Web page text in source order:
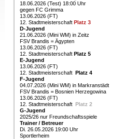
18.06.2026 (Test) 18:00 Uhr
gegen FC Grimma
13.06.2026 (FT)
12. Stadtmeisterschaft Platz 3
D-Jugend
21.06.2026 (Mini WM) in Zeitz
FSV Brandis = Ägypten
13.06.2026 (FT)
12. Stadtmeisterschaft Platz 5
E-Jugend
13.06.2026 (FT)
12. Stadtmeisterschaft Platz 4
F-Jugend
04.07.2026 (Mini WM) in Markranstädt
FSV Brandis = Bosnien Herzegowina
13.06.2026 (FT)
12. Stadtmeisterschaft Platz 2
G-Jugend
2025/26 nur Freundschaftsspiele
Trainer / Betreuer
Di. 26.05.2026 19:00 Uhr
Sportlerheim